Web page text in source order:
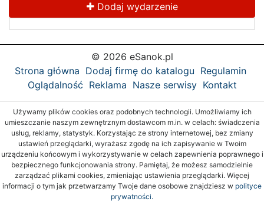
Dodaj wydarzenie
© 2026 eSanok.pl
Strona główna Dodaj firmę do katalogu Regulamin
Oglądalność Reklama Nasze serwisy Kontakt
Używamy plików cookies oraz podobnych technologii. Umożliwiamy ich
umieszczanie naszym zewnętrznym dostawcom m.in. w celach: świadczenia
usług, reklamy, statystyk. Korzystając ze strony internetowej, bez zmiany
ustawień przeglądarki, wyrażasz zgodę na ich zapisywanie w Twoim
urządzeniu końcowym i wykorzystywanie w celach zapewnienia poprawnego i
bezpiecznego funkcjonowania strony. Pamiętaj, że możesz samodzielnie
zarządzać plikami cookies, zmieniając ustawienia przeglądarki. Więcej
informacji o tym jak przetwarzamy Twoje dane osobowe znajdziesz w polityce
prywatności.